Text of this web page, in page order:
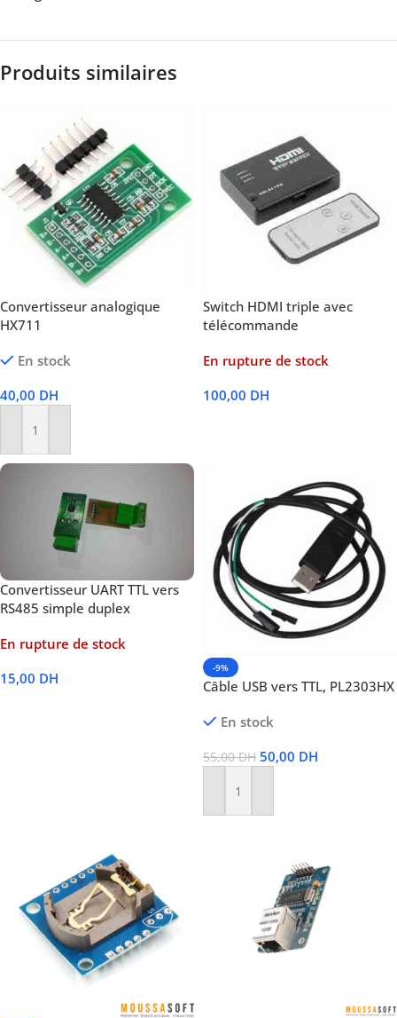
Produits similaires
Convertisseur analogique
HX711
En stock
40,00 DH
Ajouter Au Panier
Switch HDMI triple avec
télécommande
En rupture de stock
100,00 DH
Convertisseur UART TTL vers
RS485 simple duplex
En rupture de stock
15,00 DH
-9%
Câble USB vers TTL, PL2303HX
En stock
55,00DH 50,00 DH
Ajouter Au Panier